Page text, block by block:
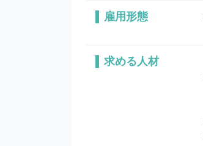
雇用形態
求める人材